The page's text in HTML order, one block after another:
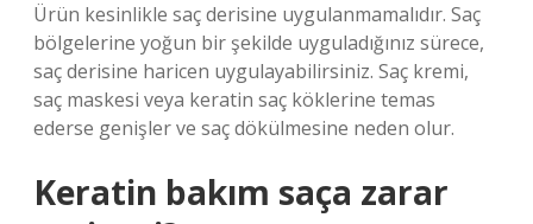
Ürün kesinlikle saç derisine uygulanmamalıdır. Saç
bölgelerine yoğun bir şekilde uyguladığınız sürece,
saç derisine haricen uygulayabilirsiniz. Saç kremi,
saç maskesi veya keratin saç köklerine temas
ederse genişler ve saç dökülmesine neden olur.
Keratin bakım saça zarar